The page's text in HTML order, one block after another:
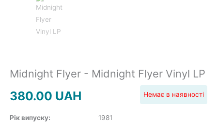
Midnight Flyer - Midnight Flyer Vinyl LP
380.00 UAH Немає в наявності
Рік випуску: 1981